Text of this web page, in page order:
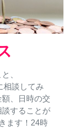
、
相談してみ
、日時の交
することが
ます！24時